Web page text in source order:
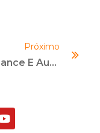
Próximo
Compliance E Auditoria Interna: Mesmo Chapéu Ou Linhas De Defesa Distintas?